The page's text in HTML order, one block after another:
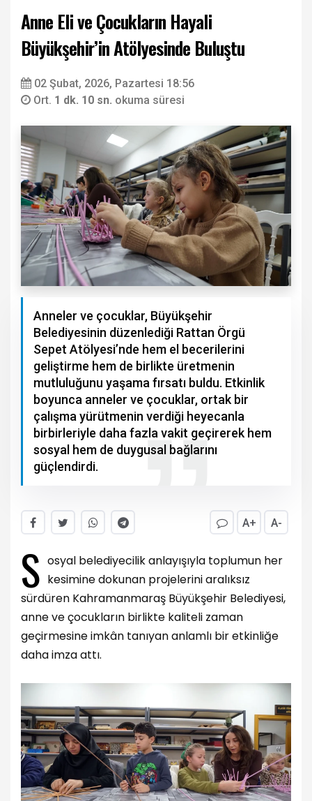
Anne Eli ve Çocukların Hayali
Büyükşehir’in Atölyesinde Buluştu
02 Şubat, 2026, Pazartesi 18:56
Ort. 1 dk. 10 sn. okuma süresi
Anneler ve çocuklar, Büyükşehir
Belediyesinin düzenlediği Rattan Örgü
Sepet Atölyesi’nde hem el becerilerini
geliştirme hem de birlikte üretmenin
mutluluğunu yaşama fırsatı buldu. Etkinlik
boyunca anneler ve çocuklar, ortak bir
çalışma yürütmenin verdiği heyecanla
birbirleriyle daha fazla vakit geçirerek hem
sosyal hem de duygusal bağlarını
güçlendirdi.
A+ A-
S osyal belediyecilik anlayışıyla toplumun her
kesimine dokunan projelerini aralıksız
sürdüren Kahramanmaraş Büyükşehir Belediyesi,
anne ve çocukların birlikte kaliteli zaman
geçirmesine imkân tanıyan anlamlı bir etkinliğe
daha imza attı.